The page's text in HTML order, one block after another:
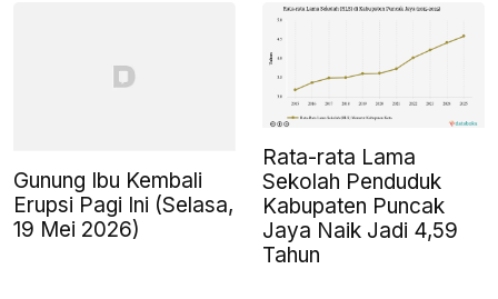
Gunung Ibu Kembali
Erupsi Pagi Ini (Selasa,
19 Mei 2026)
Rata-rata Lama
Sekolah Penduduk
Kabupaten Puncak
Jaya Naik Jadi 4,59
Tahun